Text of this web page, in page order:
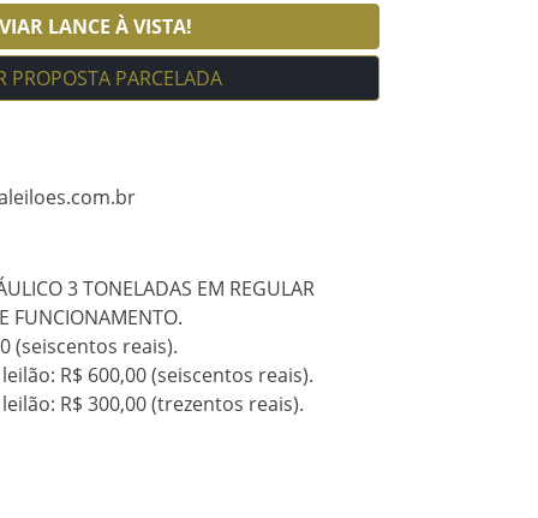
LANCE À VISTA!
PROPOSTA PARCELADA
3 TONELADAS EM REGULAR
FUNCIONAMENTO.
(seiscentos reais).
R$ 600,00 (seiscentos reais).
R$ 300,00 (trezentos reais).